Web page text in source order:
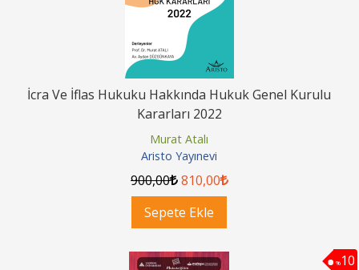
İcra Ve İflas Hukuku Hakkında Hukuk Genel Kurulu
Kararları 2022
Murat Atalı
Aristo Yayınevi
900,00 810,00
Sepete Ekle
%10